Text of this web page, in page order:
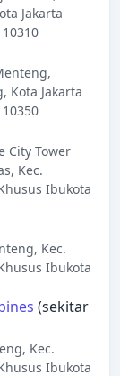
Jakarta
Kota Jakarta
City Tower
Kec.
Ibukota
Kec.
Ibukota
(sekitar
Kec.
Ibukota